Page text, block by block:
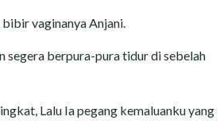
vaginanya Anjani.
segera berpura-pura tidur di sebelah
Lalu Ia pegang kemaluanku yang